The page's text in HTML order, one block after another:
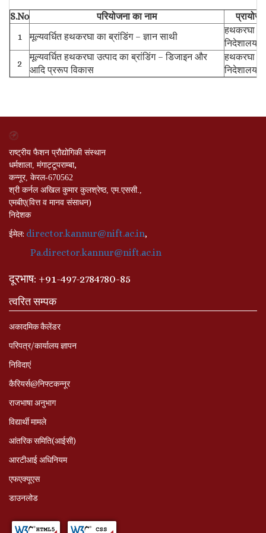
S.No परियोजना का नाम
1
मूल्यवर्धित हथकरघा का ब्रांडिंग – ज्ञान साथी
हथकरघा
निदेशालय
2
मूल्यवर्धित हथकरघा उत्पाद का ब्रांडिंग – डिजाइन और
आदि प्ररूप विकास
हथकरघा
निदेशालय
राष्ट्रीय फैशन प्रौद्योगिकी संस्थान
धर्मशाला, मंगाट्टूपराम्बा,
कन्नूर, केरल-670562
श्री कर्नल अखिल कुमार कुलश्रेष्ठ, एम.एससी.,
एमबीए(वित्त व मानव संसाधन)
निदेशक
ईमेल: director.kannur@nift.ac.in,
Pa.director.kannur@nift.ac.in
दूरभाष: +91-497-2784780-85
त्वरित सम्पक
अकादमिक कैलेंडर
परिपत्र/कार्यालय ज्ञापन
निविदाएं
कैरियर्स@निफ्टकन्नूर
राजभाषा अनुभाग
विद्यार्थी मामले
आंतरिक समिति(आईसी)
आरटीआई अधिनियम
एफएक्यूएस
डाउनलोड